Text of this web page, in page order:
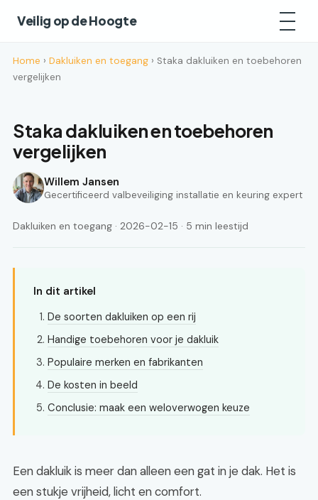
Veilig op de Hoogte
Home › Dakluiken en toegang › Staka dakluiken en toebehoren
vergelijken
Staka dakluiken en toebehoren
vergelijken
Willem Jansen
Gecertificeerd valbeveiliging installatie en keuring expert
Dakluiken en toegang · 2026-02-15 · 5 min leestijd
In dit artikel
De soorten dakluiken op een rij
Handige toebehoren voor je dakluik
Populaire merken en fabrikanten
De kosten in beeld
Conclusie: maak een weloverwogen keuze
Een dakluik is meer dan alleen een gat in je dak. Het is
een stukje vrijheid, licht en comfort.